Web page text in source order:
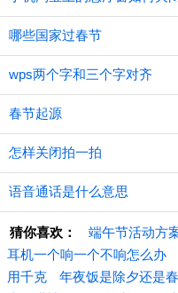
哪些国家过春节
wps两个字和三个字对齐
春节起源
怎样关闭拍一拍
语音通话是什么意思
猜你喜欢： 端午节活动方
耳机一个响一个不响怎么办
用千克
年夜饭是除夕还是